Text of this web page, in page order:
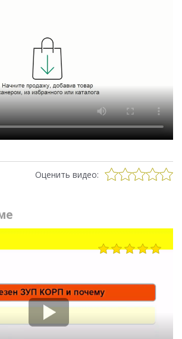
Оценить видео: